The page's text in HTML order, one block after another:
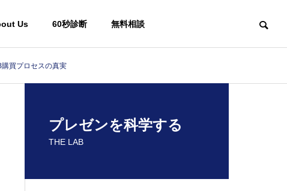
Us 60秒診断 無料相談
買プロセスの真実
プレゼンを科学する
THE LAB